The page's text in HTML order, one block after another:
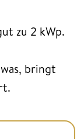
zu 2 kWp.
bringt